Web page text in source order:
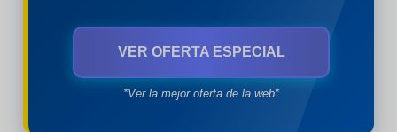
VER OFERTA ESPECIAL
*Ver la mejor oferta de la web*